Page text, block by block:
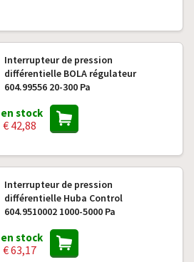
Interrupteur de pression
différentielle BOLA régulateur
604.99556 20-300 Pa
en stock
€ 42,88
Interrupteur de pression
différentielle Huba Control
604.9510002 1000-5000 Pa
en stock
€ 63,17